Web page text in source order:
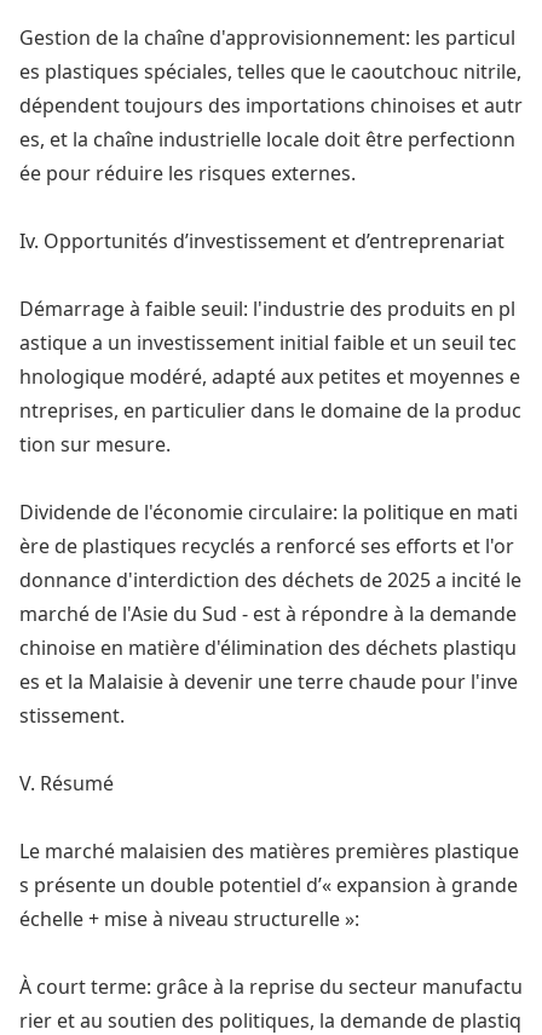
Gestion de la chaîne d'approvisionnement: les particul
es plastiques spéciales, telles que le caoutchouc nitrile,
dépendent toujours des importations chinoises et autr
es, et la chaîne industrielle locale doit être perfectionn
ée pour réduire les risques externes.
Iv. Opportunités d’investissement et d’entreprenariat
Démarrage à faible seuil: l'industrie des produits en pl
astique a un investissement initial faible et un seuil tec
hnologique modéré, adapté aux petites et moyennes e
ntreprises, en particulier dans le domaine de la produc
tion sur mesure.
Dividende de l'économie circulaire: la politique en mati
ère de plastiques recyclés a renforcé ses efforts et l'or
donnance d'interdiction des déchets de 2025 a incité le
marché de l'Asie du Sud - est à répondre à la demande
chinoise en matière d'élimination des déchets plastiqu
es et la Malaisie à devenir une terre chaude pour l'inve
stissement.
V. Résumé
Le marché malaisien des matières premières plastique
s présente un double potentiel d’« expansion à grande
échelle + mise à niveau structurelle »:
À court terme: grâce à la reprise du secteur manufactu
rier et au soutien des politiques, la demande de plastiq